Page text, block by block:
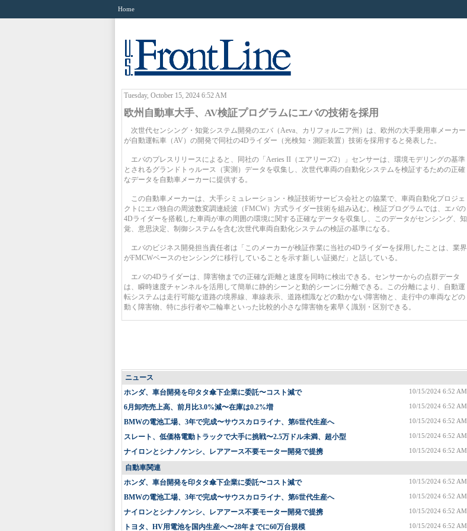
Home
Tuesday, October 15, 2024 6:52 AM
欧州自動車大手、AV検証プログラムにエバの技術を採用
次世代センシング・知覚システム開発のエバ（Aeva、カリフォルニア州）は、欧州の大手乗用車メーカー
が自動運転車（AV）の開発で同社の4Dライダー（光検知・測距装置）技術を採用すると発表した。
エバのプレスリリースによると、同社の「Aeries II（エアリーズ2）」センサーは、環境モデリングの基準
とされるグランドトゥルース（実測）データを収集し、次世代車両の自動化システムを検証するための正確
なデータを自動車メーカーに提供する。
この自動車メーカーは、大手シミュレーション・検証技術サービス会社との協業で、車両自動化プロジェ
クトにエバ独自の周波数変調連続波（FMCW）方式ライダー技術を組み込む。検証プログラムでは、エバの
4Dライダーを搭載した車両が車の周囲の環境に関する正確なデータを収集し、このデータがセンシング、知
覚、意思決定、制御システムを含む次世代車両自動化システムの検証の基準になる。
エバのビジネス開発担当責任者は「このメーカーが検証作業に当社の4Dライダーを採用したことは、業界
がFMCWベースのセンシングに移行していることを示す新しい証拠だ」と話している。
エバの4Dライダーは、障害物までの正確な距離と速度を同時に検出できる。センサーからの点群データ
は、瞬時速度チャンネルを活用して簡単に静的シーンと動的シーンに分離できる。この分離により、自動運
転システムは走行可能な道路の境界線、車線表示、道路標識などの動かない障害物と、走行中の車両などの
動く障害物、特に歩行者や二輪車といった比較的小さな障害物を素早く識別・区別できる。
ニュース
10/15/2024 6:52 AM
ホンダ、車台開発を印タタ傘下企業に委託〜コスト減で
10/15/2024 6:52 AM
6月卸売売上高、前月比3.0%減〜在庫は0.2%増
10/15/2024 6:52 AM
BMWの電池工場、3年で完成〜サウスカロライナ、第6世代生産へ
10/15/2024 6:52 AM
スレート、低価格電動トラックで大手に挑戦〜2.5万ドル未満、超小型
10/15/2024 6:52 AM
ナイロンとシナノケンシ、レアアース不要モーター開発で提携
自動車関連
10/15/2024 6:52 AM
ホンダ、車台開発を印タタ傘下企業に委託〜コスト減で
10/15/2024 6:52 AM
BMWの電池工場、3年で完成〜サウスカロライナ、第6世代生産へ
10/15/2024 6:52 AM
ナイロンとシナノケンシ、レアアース不要モーター開発で提携
10/15/2024 6:52 AM
トヨタ、HV用電池を国内生産へ〜28年までに60万台規模